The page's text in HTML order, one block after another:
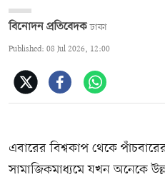
বিনোদন প্রতিবেদক ঢাকা
Published: 08 Jul 2026, 12:00
এবারের বিশ্বকাপ থেকে
সামাজিকমাধ্যমে যখন অনেকে